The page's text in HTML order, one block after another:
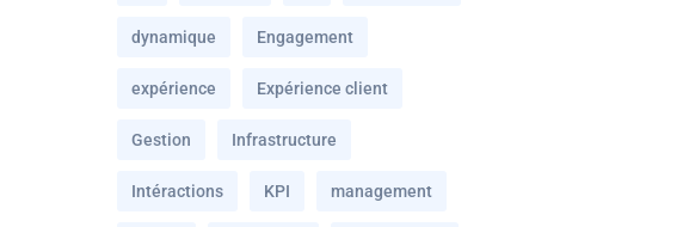
dynamique Engagement
expérience Expérience client
Gestion Infrastructure
Intéractions KPI management